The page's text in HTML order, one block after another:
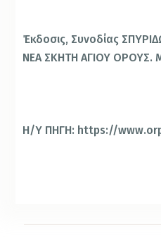
Έκδοσις, Συνοδίας
ΝΕΑ ΣΚΗΤΗ ΑΓΙΟΥ ΟΡΟΥΣ.
Η/Υ ΠΗΓΗ: https://